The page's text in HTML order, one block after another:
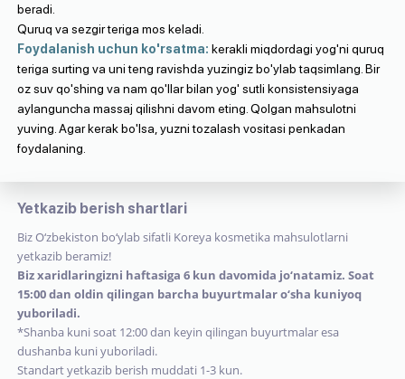
beradi.
Quruq va sezgir teriga mos keladi.
Foydalanish uchun ko'rsatma: kerakli miqdordagi yog'ni quruq
teriga surting va uni teng ravishda yuzingiz bo'ylab taqsimlang. Bir
oz suv qo'shing va nam qo'llar bilan yog' sutli konsistensiyaga
aylanguncha massaj qilishni davom eting. Qolgan mahsulotni
yuving. Agar kerak bo'lsa, yuzni tozalash vositasi penkadan
foydalaning.
Yetkazib berish shartlari
Biz O‘zbekiston bo‘ylab sifatli Koreya kosmetika mahsulotlarni
yetkazib beramiz!
Biz xaridlaringizni haftasiga 6 kun davomida jo‘natamiz. Soat
15:00 dan oldin qilingan barcha buyurtmalar o‘sha kuniyoq
yuboriladi.
*Shanba kuni soat 12:00 dan keyin qilingan buyurtmalar esa
dushanba kuni yuboriladi.
Standart yetkazib berish muddati 1-3 kun.